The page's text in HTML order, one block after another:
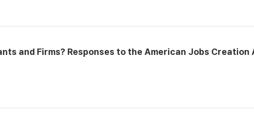
and Firms? Responses to the American Jobs Creation